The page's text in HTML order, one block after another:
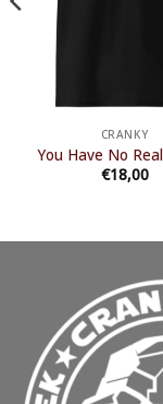
CRANKY
You Have No
€18,00